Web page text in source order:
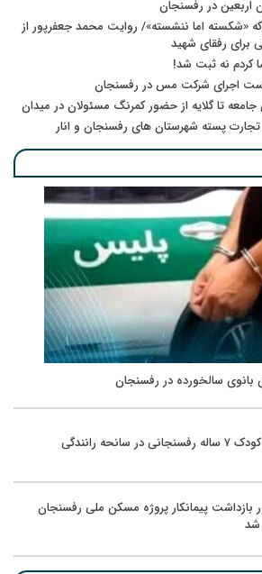
در رفسنجان
که «شکسته اما ننشسته»/ روایت محمد جعفرپور از
کردم نه ثبت شد!
دست اجرای شرکت مس در رفسنجان
تا گلایه از حضور کمرنگ مسئولان در میدان
پسته شهرستان های رفسنجان و انار
بانوی سالخورده در رفسنجان
در سانحه رانندگی
بازداشت پیمانکار پروژه مسکن ملی رفسنجان
شد